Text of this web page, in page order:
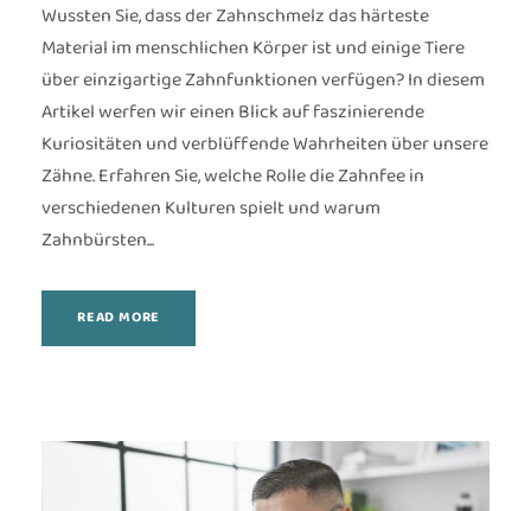
Wussten Sie, dass der Zahnschmelz das härteste
Material im menschlichen Körper ist und einige Tiere
über einzigartige Zahnfunktionen verfügen? In diesem
Artikel werfen wir einen Blick auf faszinierende
Kuriositäten und verblüffende Wahrheiten über unsere
Zähne. Erfahren Sie, welche Rolle die Zahnfee in
verschiedenen Kulturen spielt und warum
Zahnbürsten...
READ MORE